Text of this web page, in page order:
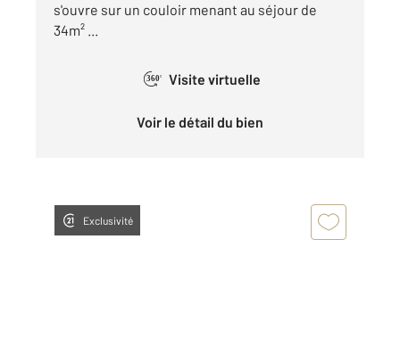
s'ouvre sur un couloir menant au séjour de
34m² ...
360° Visite virtuelle
Voir le détail du bien
Exclusivité